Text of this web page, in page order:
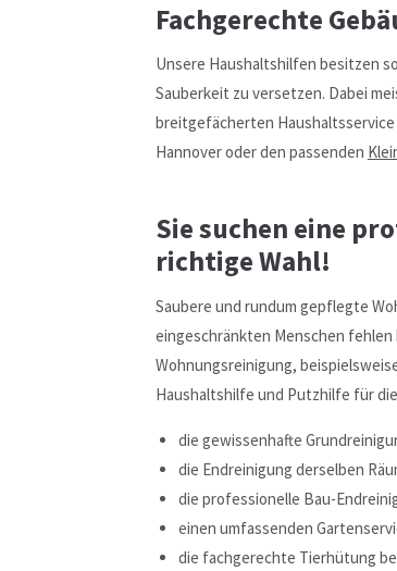
Fachgerechte
Unsere Haushaltshilfen besitzen
Sauberkeit zu versetzen. Dabei
breitgefächerten Haushaltsservice
Hannover oder den passenden
Sie suchen eine
richtige Wahl!
Saubere und rundum gepflegte
eingeschränkten Menschen
Wohnungsreinigung,
Haushaltshilfe und Putzhilfe für
die gewissenhafte
die Endreinigung derselben
die professionelle Bau-
einen umfassenden
die fachgerechte Tierhütung